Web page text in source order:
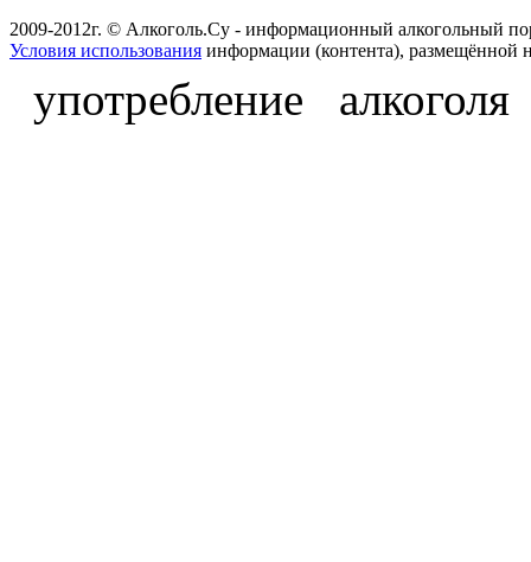
2009-2012г. © Алкоголь.Су - информационный алкогольный
Условия использования информации (контента), размещённой
употребление